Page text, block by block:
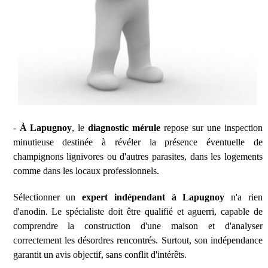
- À Lapugnoy, lediagnostic mérule repose sur une inspection
minutieuse destinée à révéler la présence éventuelle de
champignons lignivores ou d'autres parasites, dans les logements
comme dans les locaux professionnels.
Sélectionner unexpert indépendant à Lapugnoy n'a rien
d'anodin. Le spécialiste doit être qualifié et aguerri, capable de
comprendre la construction d'une maison et d'analyser
correctement les désordres rencontrés. Surtout, son indépendance
garantit un avis objectif, sans conflit d'intérêts.